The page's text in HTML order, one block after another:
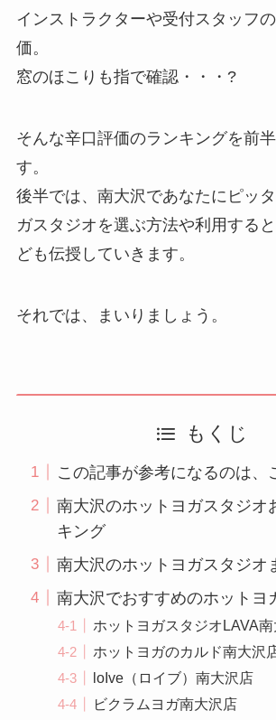
インストラクターや受付スタッフ
価。
窓のほこりも指で確認・・・?
そんな辛口評価のランキングを前
す。
後半では、南大沢であなたにピッ
ガスタジオを選ぶ方法や利用する
ども伝授していきます。
それでは、まいりましょう。
もくじ
この記事が参考になるのは、
南大沢のホットヨガスタジオ
キング
南大沢のホットヨガスタジオ
南大沢でおすすめのホットヨ
ホットヨガスタジオLAVA
ホットヨガのカルド南大沢
loIve（ロイブ）南大沢店
ビクラムヨガ南大沢店